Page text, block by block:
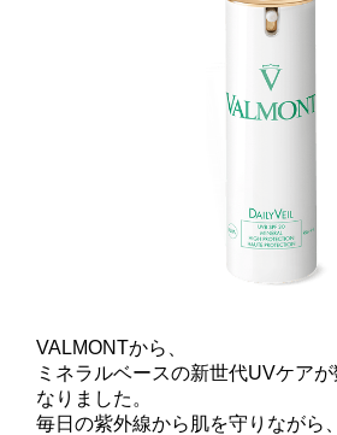
VALMONTから、
ミネラルベースの新世代UVケア
なりました。
毎日の紫外線から肌を守りながら、